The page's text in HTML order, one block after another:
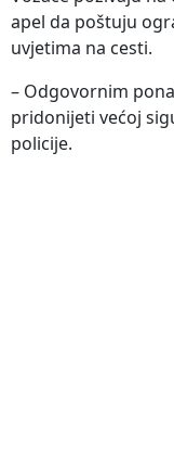
apel da poštuju
uvjetima na cesti.
– Odgovornim
pridonijeti većoj
policije.